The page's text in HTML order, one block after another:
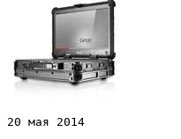
20 мая 2014